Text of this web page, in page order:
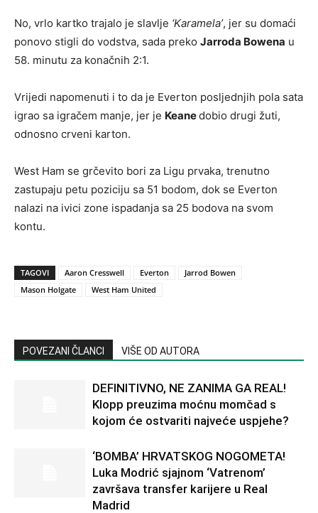
No, vrlo kartko trajalo je slavlje ‘Karamela’, jer su domaći
ponovo stigli do vodstva, sada preko Jarroda Bowena u
58. minutu za konačnih 2:1.
Vrijedi napomenuti i to da je Everton posljednjih pola sata
igrao sa igračem manje, jer je Keanedobio drugi žuti,
odnosno crveni karton.
West Ham se grčevito bori za Ligu prvaka, trenutno
zastupaju petu poziciju sa 51 bodom, dok se Everton
nalazi na ivici zone ispadanja sa 25 bodova na svom
kontu.
TAGOVI Aaron Cresswell Everton
Jarrod Bowen
Mason Holgate
West Ham United
POVEZANI ČLANCI VIŠE OD AUTORA
DEFINITIVNO, NE ZANIMA GA REAL!
Klopp preuzima moćnu momčad s
kojom će ostvariti najveće uspjehe?
‘BOMBA’ HRVATSKOG NOGOMETA!
Luka Modrić sjajnom ‘Vatrenom’
završava transfer karijere u Real
Madrid